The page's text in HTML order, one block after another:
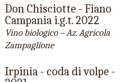
Don Chisciotte - Fiano
Campania i.g.t. 2022
Vino biologico – Az. Agricola
Zampaglione
Irpinia - coda di volpe -